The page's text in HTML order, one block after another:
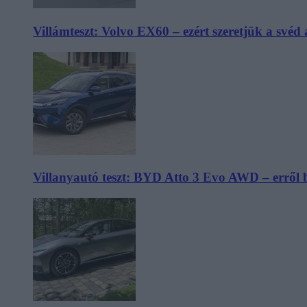
Villámteszt: Volvo EX60 – ezért szeretjük a svéd
Villanyautó teszt: BYD Atto 3 Evo AWD – erről